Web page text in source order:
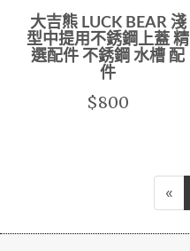
大吉熊 LUCK BEAR 淺
型中提用不銹鋼上蓋 精
選配件 不銹鋼 水槽 配
件
$800
«